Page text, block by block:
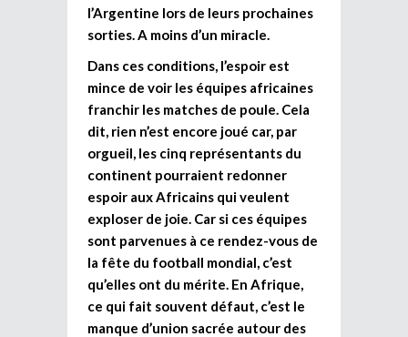
l’Argentine lors de leurs prochaines
sorties. A moins d’un miracle.
Dans ces conditions, l’espoir est
mince de voir les équipes africaines
franchir les matches de poule. Cela
dit, rien n’est encore joué car, par
orgueil, les cinq représentants du
continent pourraient redonner
espoir aux Africains qui veulent
exploser de joie. Car si ces équipes
sont parvenues à ce rendez-vous de
la fête du football mondial, c’est
qu’elles ont du mérite. En Afrique,
ce qui fait souvent défaut, c’est le
manque d’union sacrée autour des